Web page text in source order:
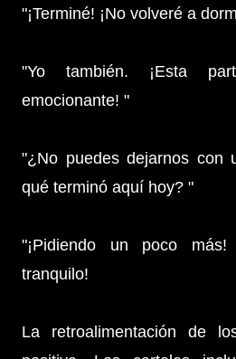
"¡Terminé! ¡No volveré a
"Yo también. ¡Esta
emocionante! "
"¿No puedes dejarnos con
qué terminó aquí hoy? "
"¡Pidiendo un poco
tranquilo!
La retroalimentación de